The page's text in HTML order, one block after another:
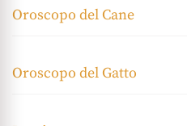
Oroscopo del Cane
Oroscopo del Gatto